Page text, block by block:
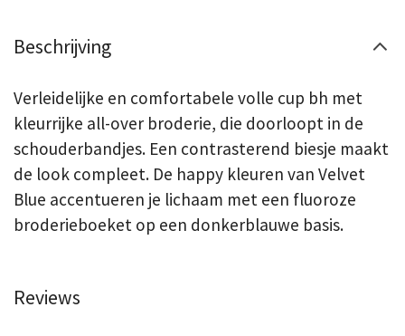
Beschrijving
Verleidelijke en comfortabele volle cup bh met
kleurrijke all-over broderie, die doorloopt in de
schouderbandjes. Een contrasterend biesje maakt
de look compleet. De happy kleuren van Velvet
Blue accentueren je lichaam met een fluoroze
broderieboeket op een donkerblauwe basis.
Reviews